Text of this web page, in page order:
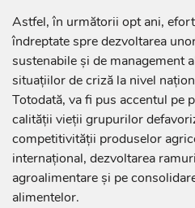
Astfel, în următorii opt ani,
îndreptate spre dezvoltarea
sustenabile și de management
situațiilor de criză la nivel
Totodată, va fi pus accentul pe
calității vieții grupurilor
competitivității produselor
internațional, dezvoltarea
agroalimentare și pe
alimentelor.